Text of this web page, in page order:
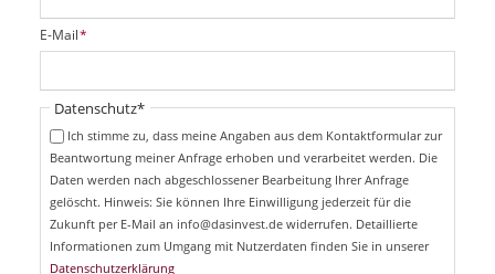
i
c
t
f
P
f
i
E-Mail*
Pflichtfeld
Datenschutz*
Ich stimme zu, dass meine Angaben aus dem Kontaktformular zur
Beantwortung meiner Anfrage erhoben und verarbeitet werden. Die
Daten werden nach abgeschlossener Bearbeitung Ihrer Anfrage
gelöscht. Hinweis: Sie können Ihre Einwilligung jederzeit für die
Zukunft per E-Mail an info@dasinvest.de widerrufen. Detaillierte
Informationen zum Umgang mit Nutzerdaten finden Sie in unserer
Datenschutzerklärung